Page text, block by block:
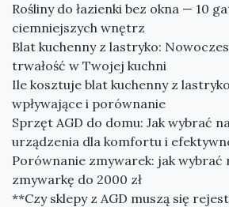
Rośliny do łazienki bez okna — 10
ciemniejszych wnętrz
Blat kuchenny z lastryko:
trwałość w Twojej kuchni
Ile kosztuje blat kuchenny z
wpływające i porównanie
Sprzęt AGD do domu: Jak wybrać
urządzenia dla komfortu i
Porównanie zmywarek: jak wybrać
zmywarkę do 2000 zł
**Czy sklepy z AGD muszą się